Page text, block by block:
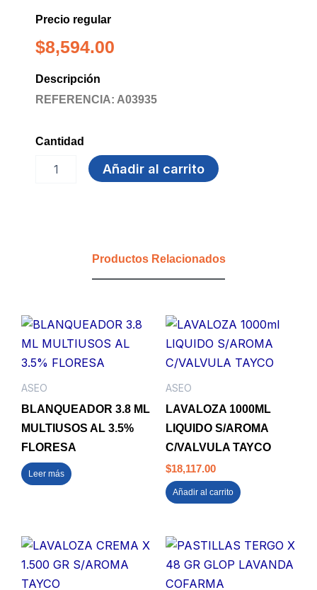
Precio regular
$8,594.00
Descripción
REFERENCIA: A03935
Cantidad
MULTIUSOS
Añadir al carrito
Productos Relacionados
ASEO
BLANQUEADOR 3.8 ML
MULTIUSOS AL 3.5%
FLORESA
Leer más
ASEO
LAVALOZA 1000ML
LIQUIDO S/AROMA
C/VALVULA TAYCO
$18,117.00
Añadir al carrito